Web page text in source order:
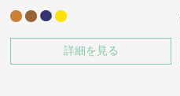
詳細を見る